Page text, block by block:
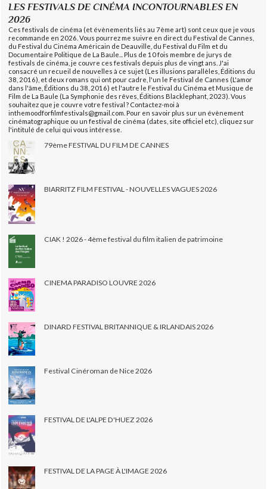
LES FESTIVALS DE CINÉMA INCONTOURNABLES EN
2026
Ces festivals de cinéma (et évènements liés au 7ème art) sont ceux que je vous
recommande en 2026. Vous pourrez me suivre en direct du Festival de Cannes,
du Festival du Cinéma Américain de Deauville, du Festival du Film et du
Documentaire Politique de La Baule... Plus de 10 fois membre de jurys de
festivals de cinéma, je couvre ces festivals depuis plus de vingt ans. J'ai
consacré un recueil de nouvelles à ce sujet (Les illusions parallèles, Éditions du
38, 2016), et deux romans qui ont pour cadre, l'un le Festival de Cannes (L'amor
dans l'âme, Éditions du 38, 2016) et l'autre le Festival du Cinéma et Musique de
Film de La Baule (La Symphonie des rêves, Éditions Blacklephant, 2023). Vous
souhaitez que je couvre votre festival ? Contactez-moi à
inthemoodforfilmfestivals@gmail.com. Pour en savoir plus sur un évènement
cinématographique ou un festival de cinéma (dates, site officiel etc), cliquez sur
l'intitulé de celui qui vous intéresse.
79ème FESTIVAL DU FILM DE CANNES
BIARRITZ FILM FESTIVAL - NOUVELLES VAGUES 2026
CIAK ! 2026 - 4ème festival du film italien de patrimoine
CINEMA PARADISO LOUVRE 2026
DINARD FESTIVAL BRITANNIQUE & IRLANDAIS 2026
Festival Cinéroman de Nice 2026
FESTIVAL DE L'ALPE D'HUEZ 2026
FESTIVAL DE LA PAGE À L'IMAGE 2026